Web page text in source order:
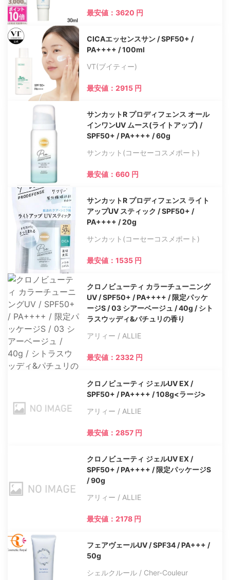
最安値：3620 円
CICAエッセンスサン / SPF50+ /
PA++++ / 100ml
VT(ブイティー)
最安値：2915 円
サンカットR プロディフェンス オール
インワンUV ムース(ライトアップ) /
SPF50+ / PA++++ / 60g
サンカット(コーセーコスメポート)
最安値：660 円
サンカットR プロディフェンス ライト
アップUV スティック / SPF50+ /
PA++++ / 20g
サンカット(コーセーコスメポート)
最安値：1535 円
クロノビューティ カラーチューニング
UV / SPF50+ / PA++++ / 限定パッケ
ージS / 03 シアーベージュ / 40g / シト
ラスウッディ&パチュリの香り
アリィー / ALLIE
最安値：2332 円
クロノビューティ ジェルUV EX /
SPF50+ / PA++++ / 108g<ラージ>
アリィー / ALLIE
最安値：2857 円
クロノビューティ ジェルUV EX /
SPF50+ / PA++++ / 限定パッケージS
/ 90g
アリィー / ALLIE
最安値：2178 円
フェアヴェールUV / SPF34 / PA+++ /
50g
シェルクルール / Cher-Couleur